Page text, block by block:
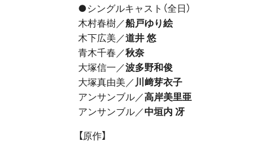
●シングルキャスト（全日）
木村春樹／船戸ゆり絵
木下広美／道井 悠
青木千春／秋奈
大塚信一／波多野和俊
大塚真由美／川﨑芽衣子
アンサンブル／高岸美里亜
アンサンブル／中垣内 冴
【原作】